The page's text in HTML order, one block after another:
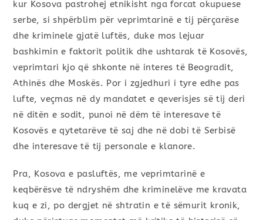
kur Kosova pastrohej etnikisht nga forcat okupuese
serbe, si shpërblim për veprimtarinë e tij përçarëse
dhe kriminele gjatë luftës, duke mos lejuar
bashkimin e faktorit politik dhe ushtarak të Kosovës,
veprimtari kjo që shkonte në interes të Beogradit,
Athinës dhe Moskës. Por i zgjedhuri i tyre edhe pas
lufte, veçmas në dy mandatet e qeverisjes së tij deri
në ditën e sodit, punoi në dëm të interesave të
Kosovës e qytetarëve të saj dhe në dobi të Serbisë
dhe interesave të tij personale e klanore.
Pra, Kosova e pasluftës, me veprimtarinë e
keqbërësve të ndryshëm dhe kriminelëve me kravata
kuq e zi, po dergjet në shtratin e të sëmurit kronik,